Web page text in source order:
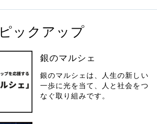
ピックアップ
銀のマルシェ
銀のマルシェは、人生の新しい
一歩に光を当て、人と社会をつ
なぐ取り組みです。